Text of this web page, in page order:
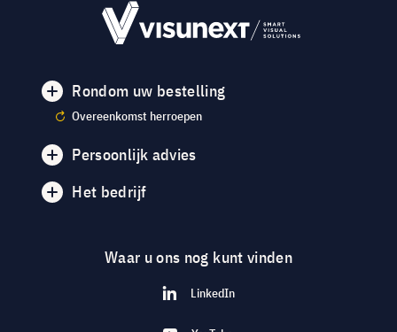
Rondom uw bestelling
Overeenkomst herroepen
Persoonlijk advies
Het bedrijf
Waar u ons nog kunt vinden
LinkedIn